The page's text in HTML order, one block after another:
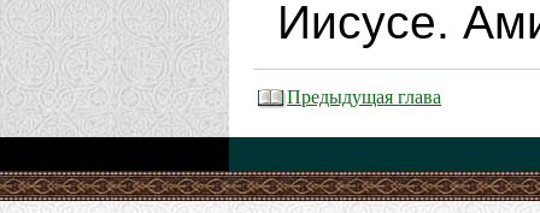
Иисусе.
Предыдущая глава